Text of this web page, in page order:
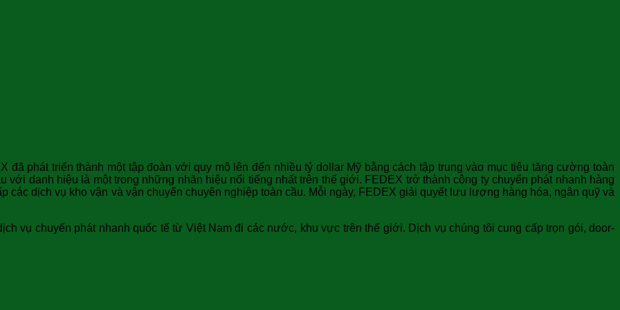
rẻ, cao cấp, nhanh chóng
đã phát triển thành một tập đoàn với quy mô lên đến nhiều tỷ dollar Mỹ bằng cách tập trung vào mục tiêu tăng cường toàn
với danh hiệu là một trong những nhãn hiệu nổi tiếng nhất trên thế giới. FEDEX trở thành công ty chuyển phát nhanh hàng
các dịch vụ kho vận và vận chuyển chuyên nghiệp toàn cầu. Mỗi ngày, FEDEX giải quyết lưu lượng hàng hóa, ngân quỹ và
vụ chuyển phát nhanh quốc tế từ Việt Nam đi các nước, khu vực trên thế giới. Dịch vụ chúng tôi cung cấp trọn gói, door-